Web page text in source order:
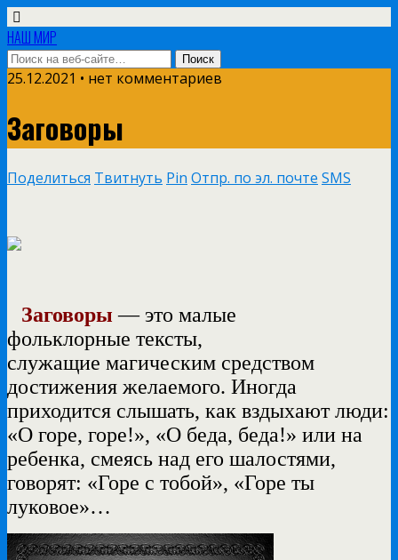
НАШ МИР
25.12.2021 • нет комментариев
Заговоры
Поделиться Твитнуть Pin Отпр. по эл. почте SMS
Заговоры — это малые
фольклорные тексты,
служащие магическим средством
достижения желаемого. Иногда
приходится слышать, как вздыхают люди:
«О горе, горе!», «О беда, беда!» или на
ребенка, смеясь над его шалостями,
говорят: «Горе с тобой», «Горе ты
луковое»…